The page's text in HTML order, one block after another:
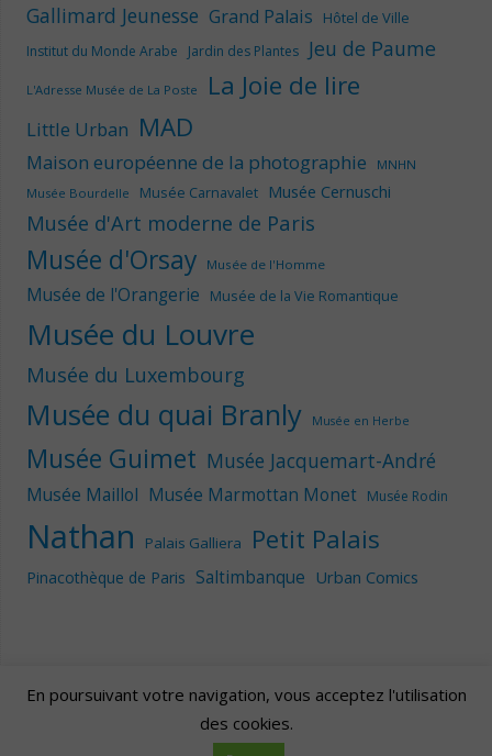
Gallimard Jeunesse Grand Palais Hôtel de Ville
Institut du Monde Arabe Jardin des Plantes Jeu de Paume
L'Adresse Musée de La Poste La Joie de lire
Little Urban MAD
Maison européenne de la photographie
MNHN
Musée Bourdelle
Musée Carnavalet Musée Cernuschi
Musée d'Art moderne de Paris
Musée d'Orsay Musée de l'Homme
Musée de l'Orangerie Musée de la Vie Romantique
Musée du Louvre
Musée du Luxembourg
Musée du quai Branly Musée en Herbe
Musée Guimet Musée Jacquemart-André
Musée Maillol Musée Marmottan Monet Musée Rodin
Nathan Palais Galliera Petit Palais
Pinacothèque de Paris Saltimbanque Urban Comics
| Fièrement propulsé par
En poursuivant votre navigation, vous acceptez l'utilisation
des cookies.